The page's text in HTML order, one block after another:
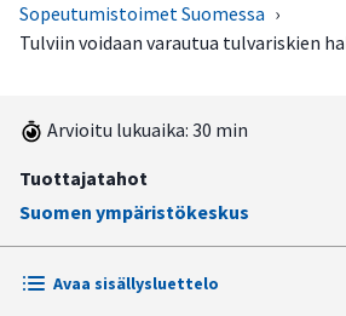
Sopeutumistoimet Suomessa ›
Tulviin voidaan varautua tulvariskien
Arvioitu lukuaika: 30 min
Tuottajatahot
Suomen ympäristökeskus
Avaa sisällysluettelo